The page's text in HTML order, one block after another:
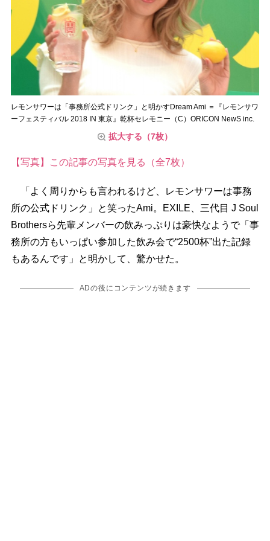
レモンサワーは「事務所公式ドリンク」と明かすDream Ami ＝『レモンサワ
ーフェスティバル 2018 IN 東京』乾杯セレモニー（C）ORICON NewS inc.
拡大する（7枚）
【写真】この記事の写真を見る（全7枚）
「よく周りからも言われるけど、レモンサワーは事務
所の公式ドリンク」と笑ったAmi。EXILE、三代目 J Soul
Brothersら先輩メンバーの飲みっぷりは豪快なようで「事
務所の方もいっぱい参加した飲み会で“2500杯”出た記録
もあるんです」と明かして、驚かせた。
ADの後にコンテンツが続きます